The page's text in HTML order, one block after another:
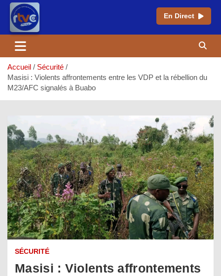
En Direct
contenu
Accueil
Sécurité
Masisi : Violents affrontements entre les VDP et la rébellion du
M23/AFC signalés à Buabo
SÉCURITÉ
Masisi : Violents affrontements